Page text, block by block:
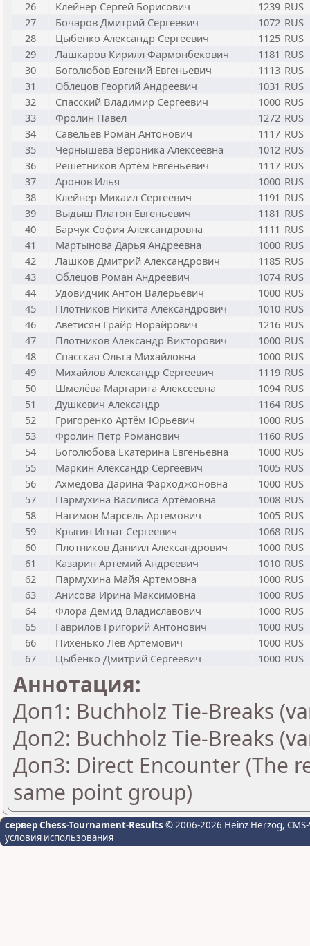
26
Клейнер Сергей Борисович 1239 RUS
27
Бочаров Дмитрий Сергеевич 1072 RUS
28
Цыбенко Александр Сергеевич 1125 RUS
29
Лашкаров Кирилл Фармонбекович 1181 RUS
30
Боголюбов Евгений Евгеньевич 1113 RUS
31
Облецов Георгий Андреевич 1031 RUS
32
Спасский Владимир Сергеевич 1000 RUS
33
Фролин Павел 1272 RUS
34
Савельев Роман Антонович 1117 RUS
35
Чернышева Вероника Алексеевна 1012 RUS
36
Решетников Артём Евгеньевич 1117 RUS
37
Аронов Илья 1000 RUS
38
Клейнер Михаил Сергеевич 1191 RUS
39
Выдыш Платон Евгеньевич 1181 RUS
40
Барчук София Александровна 1111 RUS
41
Мартынова Дарья Андреевна 1000 RUS
42
Лашков Дмитрий Александрович 1185 RUS
43
Облецов Роман Андреевич 1074 RUS
44
Удовидчик Антон Валерьевич 1000 RUS
45
Плотников Никита Александрович 1010 RUS
46
Аветисян Грайр Норайрович 1216 RUS
47
Плотников Александр Викторович 1000 RUS
48
Спасская Ольга Михайловна 1000 RUS
49
Михайлов Александр Сергеевич 1119 RUS
50
Шмелёва Маргарита Алексеевна 1094 RUS
51
Душкевич Александр 1164 RUS
52
Григоренко Артём Юрьевич 1000 RUS
53
Фролин Петр Романович 1160 RUS
54
Боголюбова Екатерина Евгеньевна 1000 RUS
55
Маркин Александр Сергеевич 1005 RUS
56
Ахмедова Дарина Фарходжоновна 1000 RUS
57
Пармухина Василиса Артёмовна 1008 RUS
58
Нагимов Марсель Артемович 1005 RUS
59
Крыгин Игнат Сергеевич 1068 RUS
60
Плотников Даниил Александрович 1000 RUS
61
Казарин Артемий Андреевич 1010 RUS
62
Пармухина Майя Артемовна 1000 RUS
63
Анисова Ирина Максимовна 1000 RUS
64
Флора Демид Владиславович 1000 RUS
65
Гаврилов Григорий Антонович 1000 RUS
66
Пихенько Лев Артемович 1000 RUS
67
Цыбенко Дмитрий Сергеевич 1000 RUS
Аннотация:
Доп1: Buchholz Tie-Breaks
Доп2: Buchholz Tie-Breaks
Доп3: Direct Encounter (The
same point group)
сервер Chess-Tournament-Results © 2006-2026 Heinz Herzog,
условия использования